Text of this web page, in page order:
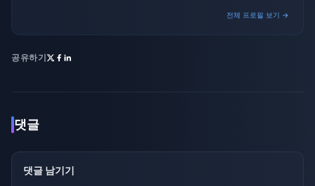
전체 프로필 보기 →
공유하기
댓글
댓글 남기기